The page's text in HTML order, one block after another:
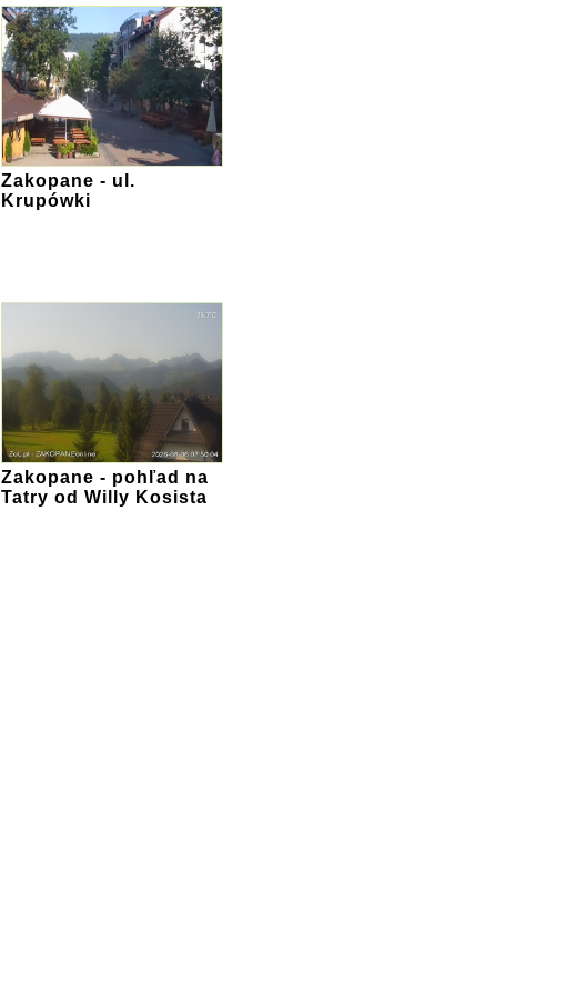
Zakopane - ul.
Krupówki
Zakopane - pohľad na
Tatry od Willy Kosista